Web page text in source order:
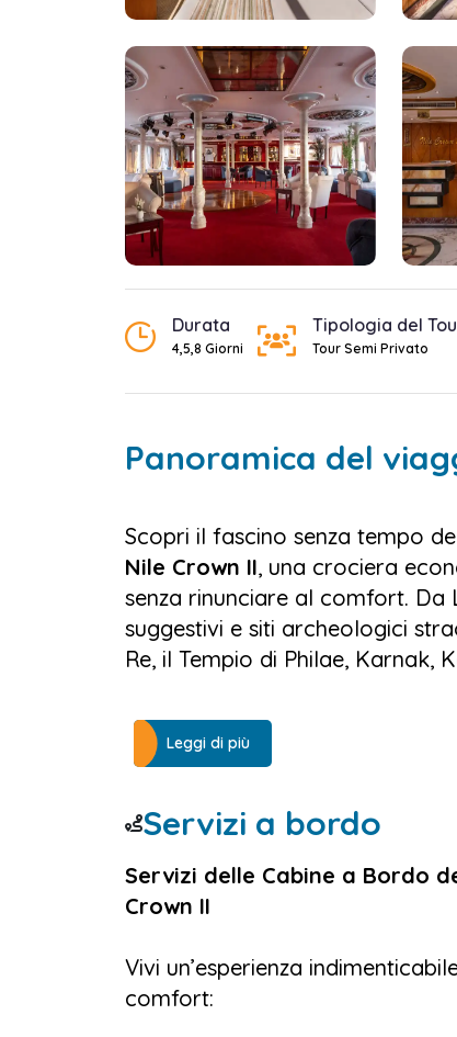
Durata
4,5,8 Giorni
Tipologia del
Tour Semi Privato
Panoramica del
Scopri il fascino senza tempo
Nile Crown II, una crociera
senza rinunciare al comfort. Da
suggestivi e siti archeologici
Re, il Tempio di Philae, Karnak,
con balcone di circa 21m²,
Ogni momento del viaggio è
vivere l’autentica ospitalità
Crociera sul Nilo All Inclusive
Leggi di più
Servizi a bordo
Servizi delle Cabine a Bordo
Crown II
Vivi un’esperienza
comfort: